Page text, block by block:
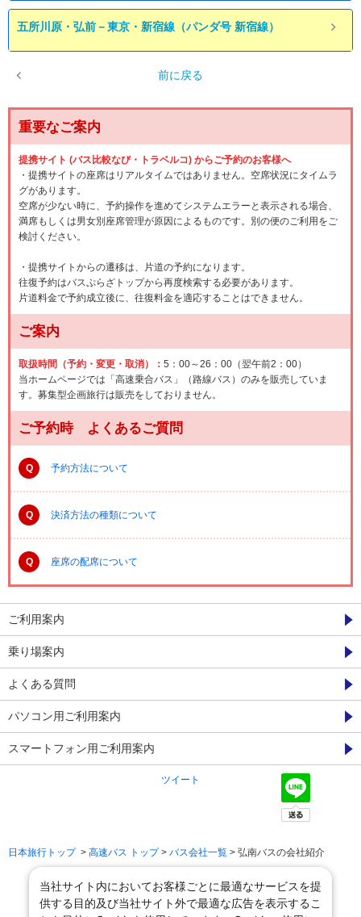
五所川原・弘前－東京・新宿線（パンダ号 新宿線）
前に戻る
重要なご案内
提携サイト (バス比較なび・トラベルコ) からご予約のお客様へ
・提携サイトの座席はリアルタイムではありません。空席状況にタイムラ
グがあります。
空席が少ない時に、予約操作を進めてシステムエラーと表示される場合、
満席もしくは男女別座席管理が原因によるものです。別の便のご利用をご
検討ください。
・提携サイトからの遷移は、片道の予約になります。
往復予約はバスぷらざトップから再度検索する必要があります。
片道料金で予約成立後に、往復料金を適応することはできません。
ご案内
取扱時間（予約・変更・取消）： 5：00～26：00（翌午前2：00）
当ホームページでは「高速乗合バス」（路線バス）のみを販売していま
す。募集型企画旅行は販売をしておりません。
ご予約時 よくあるご質問
Q 予約方法について
Q 決済方法の種類について
Q 座席の配席について
ご利用案内
乗り場案内
よくある質問
パソコン用ご利用案内
スマートフォン用ご利用案内
ツイート
日本旅行トップ> 高速バス トップ> バス会社一覧 > 弘南バスの会社紹介
当社サイト内においてお客様ごとに最適なサービスを提
供する目的及び当社サイト外で最適な広告を表示するこ